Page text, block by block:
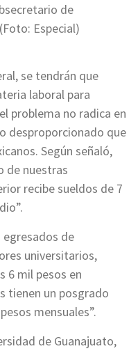
de
Especial)
se tendrán que
laboral para
problema no radica en
desproporcionado que
Según señaló,
de nuestras
recibe sueldos de 7
egresados de
universitarios,
6 mil pesos en
tienen un posgrado
mensuales”.
de Guanajuato,